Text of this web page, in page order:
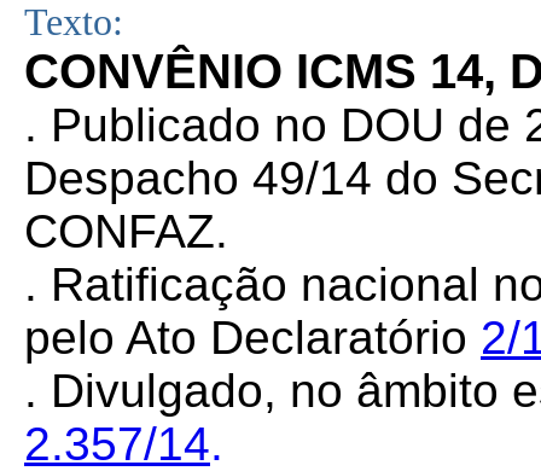
Texto:
CONVÊNIO ICMS 14,
. Publicado no DOU de
Despacho 49/14 do
CONFAZ.
. Ratificação nacional
pelo Ato Declaratório 2/
. Divulgado, no âmbito
2.357/14.